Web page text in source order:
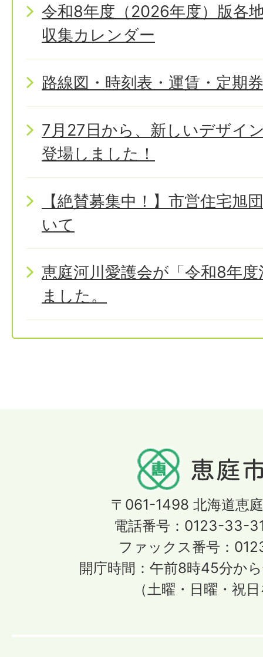
令和8年度（2026年度）版各
収集カレンダー
路線図・時刻表・運賃・定期券
7月27日から、新しいデザイ
登場しました！
【絶賛募集中！】市営住宅旭
いて
恵庭河川愛護会が「令和8年
ました。
〒061-1498 北海道恵
電話番号：0123-33-
ファックス番号：
開庁時間：午前8時45分か
（土曜・日曜・祝